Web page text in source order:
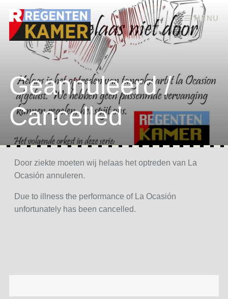
MENU
Skip to content
Geannuleerd /
Cancelled
Door ziekte moeten wij helaas het optreden van La
Ocasión annuleren.
Due to illness the performance of La Ocasión
unfortunately has been cancelled.